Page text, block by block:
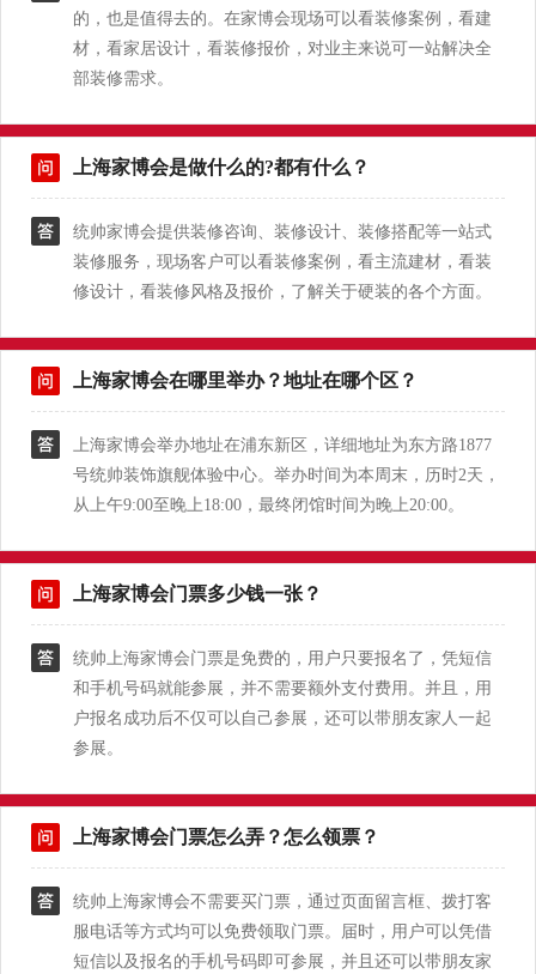
的，也是值得去的。在家博会现场可以看装修案例，看建
材，看家居设计，看装修报价，对业主来说可一站解决全
部装修需求。
上海家博会是做什么的?都有什么？
统帅家博会提供装修咨询、装修设计、装修搭配等一站式
装修服务，现场客户可以看装修案例，看主流建材，看装
修设计，看装修风格及报价，了解关于硬装的各个方面。
上海家博会在哪里举办？地址在哪个区？
上海家博会举办地址在浦东新区，详细地址为东方路1877
号统帅装饰旗舰体验中心。举办时间为本周末，历时2天，
从上午9:00至晚上18:00，最终闭馆时间为晚上20:00。
上海家博会门票多少钱一张？
统帅上海家博会门票是免费的，用户只要报名了，凭短信
和手机号码就能参展，并不需要额外支付费用。并且，用
户报名成功后不仅可以自己参展，还可以带朋友家人一起
参展。
上海家博会门票怎么弄？怎么领票？
统帅上海家博会不需要买门票，通过页面留言框、拨打客
服电话等方式均可以免费领取门票。届时，用户可以凭借
短信以及报名的手机号码即可参展，并且还可以带朋友家